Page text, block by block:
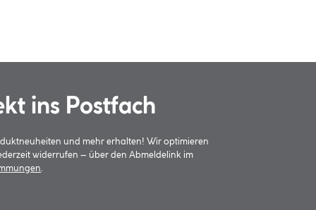
ins Postfach
und mehr erhalten! Wir optimieren
widerrufen – über den Abmeldelink im